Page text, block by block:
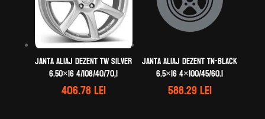
Janta aliaj DEZENT TW silver
6.50×16 4/108/40/70,1
406.78lei
Janta aliaj DEZENT TN-black
6.5×16 4×100/45/60.1
588.29lei